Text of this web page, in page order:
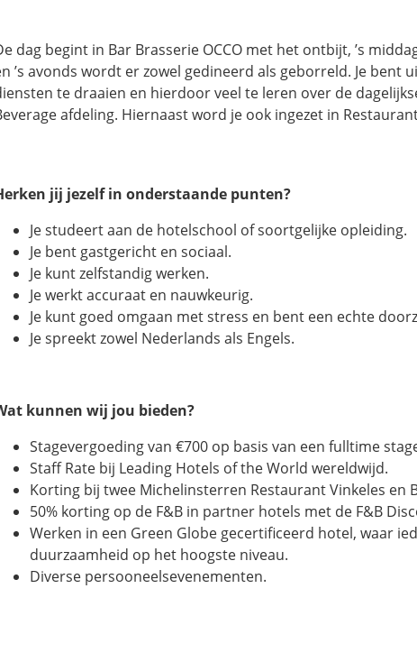
dag begint in Bar Brasserie OCCO met het ontbijt, ’s
’s avonds wordt er zowel gedineerd als geborreld. Je bent
te draaien en hierdoor veel te leren over de
afdeling. Hiernaast word je ook ingezet in
jij jezelf in onderstaande punten?
Je studeert aan de hotelschool of soortgelijke opleiding.
Je bent gastgericht en sociaal.
Je kunt zelfstandig werken.
Je werkt accuraat en nauwkeurig.
Je kunt goed omgaan met stress en bent een echte
Je spreekt zowel Nederlands als Engels.
kunnen wij jou bieden?
Stagevergoeding van €700 op basis van een fulltime
Staff Rate bij Leading Hotels of the World wereldwijd.
Korting bij twee Michelinsterren Restaurant Vinkeles en
50% korting op de F&B in partner hotels met de F&B
Werken in een Green Globe gecertificeerd hotel, waar
duurzaamheid op het hoogste niveau.
Diverse persooneelsevenementen.